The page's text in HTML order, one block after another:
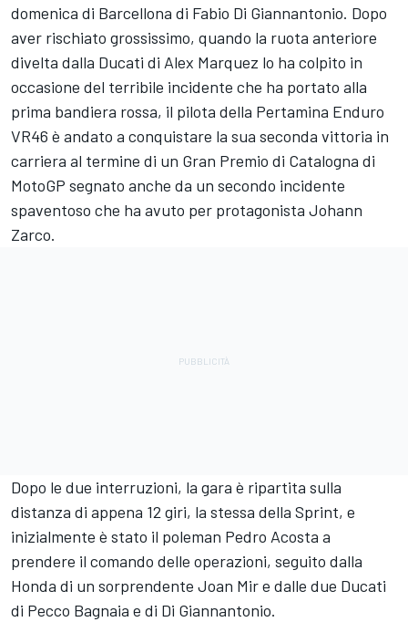
domenica di Barcellona di Fabio Di Giannantonio. Dopo
aver rischiato grossissimo, quando la ruota anteriore
divelta dalla Ducati di Alex Marquez lo ha colpito in
occasione del terribile incidente che ha portato alla
prima bandiera rossa, il pilota della Pertamina Enduro
VR46 è andato a conquistare la sua seconda vittoria in
carriera al termine di un Gran Premio di Catalogna di
MotoGP segnato anche da un secondo incidente
spaventoso che ha avuto per protagonista Johann
Zarco.
Dopo le due interruzioni, la gara è ripartita sulla
distanza di appena 12 giri, la stessa della Sprint, e
inizialmente è stato il poleman Pedro Acosta a
prendere il comando delle operazioni, seguito dalla
Honda di un sorprendente Joan Mire dalle due Ducati
di Pecco Bagnaia e di Di Giannantonio.